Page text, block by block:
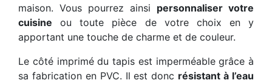
maison. Vous pourrez ainsi personnaliser votre
cuisine ou toute pièce de votre choix en y
apportant une touche de charme et de couleur.
Le côté imprimé du tapis est imperméable grâce à
sa fabrication en PVC. Il est donc résistant à l’eau